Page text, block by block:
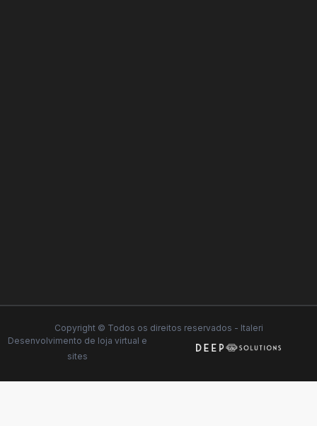
Copyright © Todos os direitos reservados - Italeri
Desenvolvimento de loja virtual e
sites